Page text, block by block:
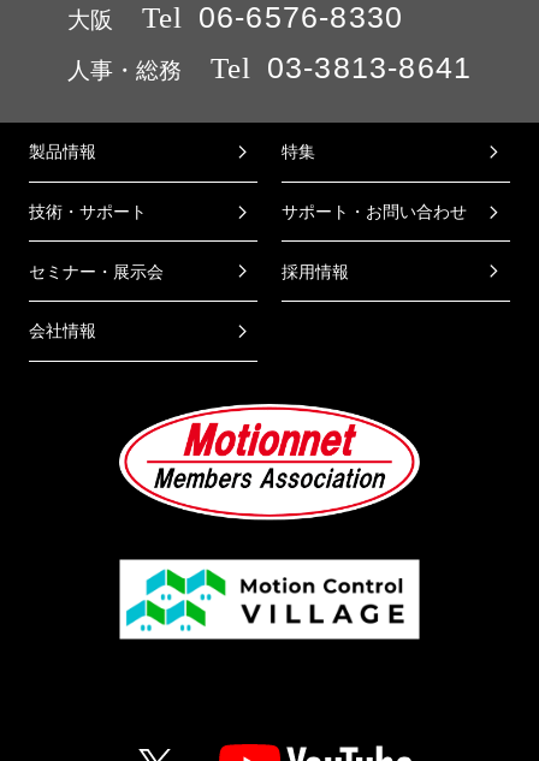
大阪 Tel 06-6576-8330
人事・総務 Tel 03-3813-8641
製品情報 特集
技術・サポート サポート・お問い合わせ
セミナー・展示会 採用情報
会社情報